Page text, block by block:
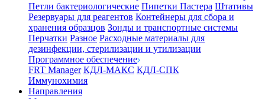
Петли бактериологические Пипетки Пастера Штативы
Резервуары для реагентов Контейнеры для сбора и
хранения образцов Зонды и транспортные системы
Перчатки Разное Расходные материалы для
дезинфекции, стерилизации и утилизации
Программное обеспечение
FRT Manager КДЛ-МАКС КДЛ-СПК
Иммунохимия
Направления